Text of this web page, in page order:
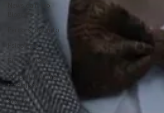
News da Il Tuo
Biografo
Percorsi del lutto
Psicologia
Ricerca di sé
Simboli, luoghi e
tradizione
Storia